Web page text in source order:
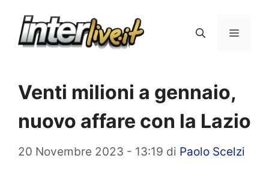
Menu
Venti milioni a gennaio,
nuovo affare con la Lazio
20 Novembre 2023 - 13:19 di Paolo Scelzi